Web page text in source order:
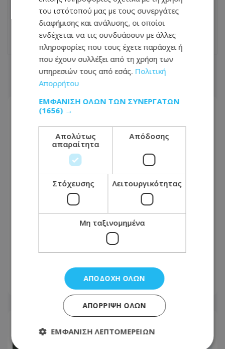
Χριστοδουλίδη- Οι μετρήσεις, ο
ανασχηματισμός και το βλέμμα στο 2028
03.07.2026 - 08:01
ΣΧΕΤΙΚΑ ΑΡΘΡΑ
Ψυχολόγος προτείνει μέθοδο που μας
ηρεμεί στο λεπτό – Περιλαμβάνει 3
απλά βήματα
08.08.2026 - 22:21
του ιστότοπού μας με τους συνεργάτες
διαφήμισης και ανάλυσης, οι οποίοι
ενδέχεται να τις συνδυάσουν με άλλες
πληροφορίες που τους έχετε παράσχει ή
που έχουν συλλέξει από τη χρήση των
υπηρεσιών τους από εσάς. Πολιτική
Απορρήτου
ΕΜΦΆΝΙΣΗ ΌΛΩΝ ΤΩΝ ΣΥΝΕΡΓΑΤΏΝ
(1656) →
Απολύτως
απαραίτητα
Απόδοσης
Στόχευσης Λειτουργικότητας
Μη ταξινομημένα
ΑΠΟΔΟΧΉ ΌΛΩΝ
ΑΠΌΡΡΙΨΗ ΌΛΩΝ
ΕΜΦΆΝΙΣΗ ΛΕΠΤΟΜΕΡΕΙΏΝ